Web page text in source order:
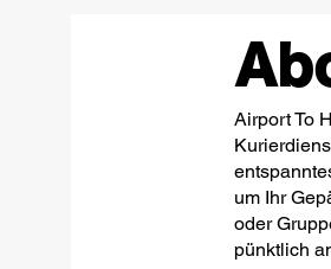
Airport To
um Ihr
oder
pünktlich